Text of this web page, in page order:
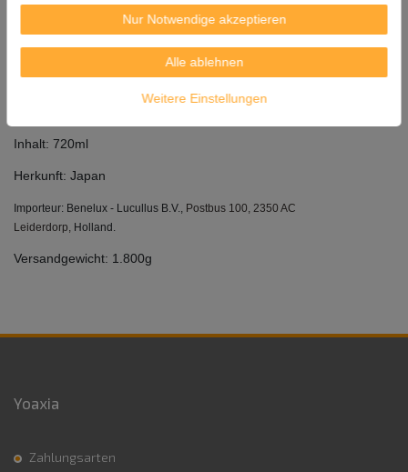
- Entfernen Sie die Kappe vor dem Erhitzen.
- Beim Erwärmen nicht überhitzen, um Verbrühungsgefahr zu
vermeiden.
Trocken und kühl lagern, nicht ins Sonnenlicht stellen.
Inhalt: 720ml
Herkunft: Japan
Importeur: Benelux - Lucullus B.V., Postbus 100, 2350 AC
Leiderdorp, Holland.
Versandgewicht: 1.800g
Yoaxia
Zahlungsarten
Nur Notwendige akzeptieren
Alle ablehnen
Weitere Einstellungen